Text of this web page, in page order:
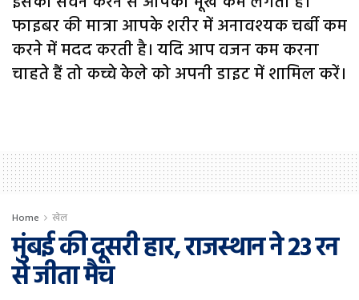
फाइबर की मात्रा आपके शरीर में अनावश्यक चर्बी कम
करने में मदद करती है। यदि आप वजन कम करना
चाहते हैं तो कच्चे केले को अपनी डाइट में शामिल करें।
Home खेल
मुंबई की दूसरी हार, राजस्थान ने 23 रन
से जीता मैच